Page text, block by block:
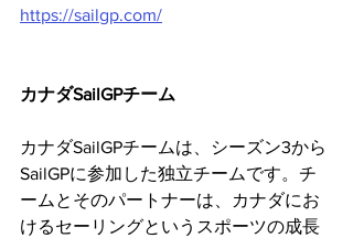
https://sailgp.com/
カナダSailGPチーム
カナダSailGPチームは、シーズン3から
SailGPに参加した独立チームです。チ
ームとそのパートナーは、カナダにお
けるセーリングというスポーツの成長